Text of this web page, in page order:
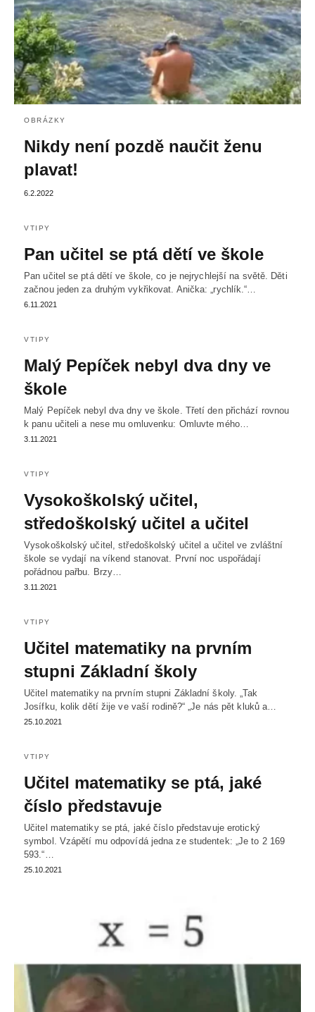
OBRÁZKY
Nikdy není pozdě naučit ženu
plavat!
6.2.2022
VTIPY
Pan učitel se ptá dětí ve škole
Pan učitel se ptá dětí ve škole, co je nejrychlejší na světě. Děti
začnou jeden za druhým vykřikovat. Anička: „rychlík.“…
6.11.2021
VTIPY
Malý Pepíček nebyl dva dny ve
škole
Malý Pepíček nebyl dva dny ve škole. Třetí den přichází rovnou
k panu učiteli a nese mu omluvenku: Omluvte mého…
3.11.2021
VTIPY
Vysokoškolský učitel,
středoškolský učitel a učitel
Vysokoškolský učitel, středoškolský učitel a učitel ve zvláštní
škole se vydají na víkend stanovat. První noc uspořádají
pořádnou pařbu. Brzy…
3.11.2021
VTIPY
Učitel matematiky na prvním
stupni Základní školy
Učitel matematiky na prvním stupni Základní školy. „Tak
Josífku, kolik dětí žije ve vaší rodině?“ „Je nás pět kluků a…
25.10.2021
VTIPY
Učitel matematiky se ptá, jaké
číslo představuje
Učitel matematiky se ptá, jaké číslo představuje erotický
symbol. Vzápětí mu odpovídá jedna ze studentek: „Je to 2 169
593.“…
25.10.2021